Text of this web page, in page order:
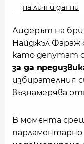
на лични данни
Лидерът на
Найджъл Фараж
като депутат
за да
избирателния
възнамерява
В момента
парламентарно